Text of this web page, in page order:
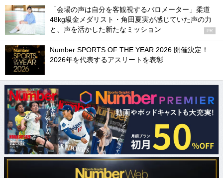
「会場の声は自分を客観視するバロメーター」柔道
48kg級金メダリスト・角田夏実が感じていた声の力
と、声を活かした新たなミッション
PR
Number SPORTS OF THE YEAR 2026 開催決定！
2026年を代表するアスリートを表彰